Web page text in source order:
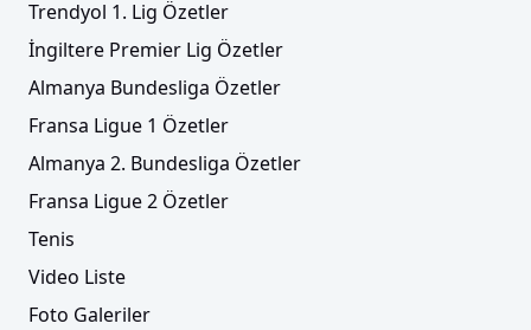
Trendyol 1. Lig Özetler
İngiltere Premier Lig Özetler
Almanya Bundesliga Özetler
Fransa Ligue 1 Özetler
Almanya 2. Bundesliga Özetler
Fransa Ligue 2 Özetler
Tenis
Video Liste
Foto Galeriler